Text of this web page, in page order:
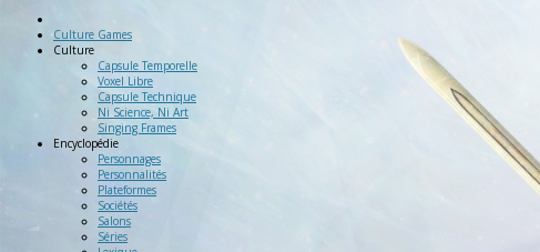
Culture Games
Culture
Capsule Temporelle
Voxel Libre
Capsule Technique
Ni Science, Ni Art
Singing Frames
Encyclopédie
Personnages
Personnalités
Plateformes
Sociétés
Salons
Séries